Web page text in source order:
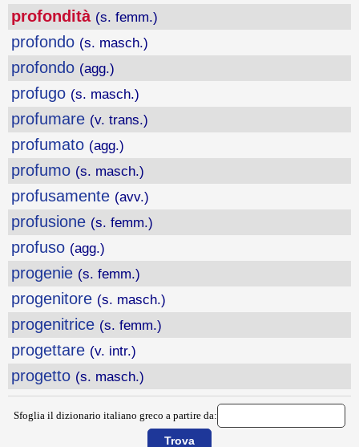
profondità (s. femm.)
profondo (s. masch.)
profondo (agg.)
profugo (s. masch.)
profumare (v. trans.)
profumato (agg.)
profumo (s. masch.)
profusamente (avv.)
profusione (s. femm.)
profuso (agg.)
progenie (s. femm.)
progenitore (s. masch.)
progenitrice (s. femm.)
progettare (v. intr.)
progetto (s. masch.)
Sfoglia il dizionario italiano greco a partire da: